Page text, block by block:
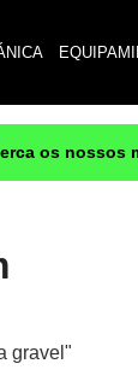
os nossos
gravel"